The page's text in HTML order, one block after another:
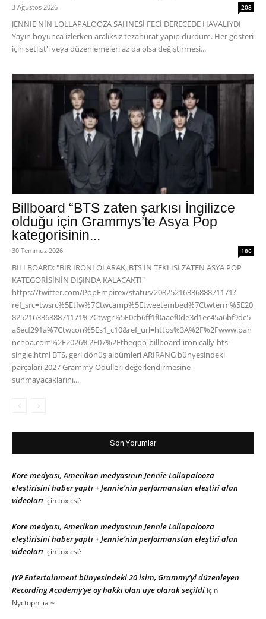
3 Ağustos 2026 208
JENNIE'NİN LOLLAPALOOZA SAHNESİ FECİ DERECEDE HAVALIYDI
Yayın boyunca izlerken aralıksız tezahürat yapıp durdum. Her gösteri
için setlist'i veya düzenlemeleri az da olsa değiştirmesi...
Billboard “BTS zaten şarkısı İngilizce
olduğu için Grammys’te Asya Pop
kategorisinin...
30 Temmuz 2026 186
BILLBOARD: "BİR İRONİ OLARAK, BTS'İN TEKLİSİ ZATEN ASYA POP
KATEGORİSİNİN DIŞINDA KALACAKTI"
https://twitter.com/PopEmpirex/status/2082521633688871171?
ref_src=twsrc%5Etfw%7Ctwcamp%5Etweetembed%7Ctwterm%5E20
82521633688871171%7Ctwgr%5E0cb6ff1f0aaef0de3d1ec45a6bf9dc5
a6ecf291a%7Ctwcon%5Es1_c10&ref_url=https%3A%2F%2Fwww.pan
nchoa.com%2F2026%2F07%2Ftheqoo-billboard-ironically-bts-
single.html BTS, geri dönüş albümleri ARIRANG bünyesindeki
parçaları 2027 Grammy Ödülleri değerlendirmesine
sunmayacaklarını...
Son Yorumlar
Kore medyası, Amerikan medyasının Jennie Lollapalooza
eleştirisini haber yaptı + Jennie’nin performanstan eleştiri alan
videoları içintoxicsé
Kore medyası, Amerikan medyasının Jennie Lollapalooza
eleştirisini haber yaptı + Jennie’nin performanstan eleştiri alan
videoları içintoxicsé
JYP Entertainment bünyesindeki 20 isim, Grammy’yi düzenleyen
Recording Academy’ye oy hakkı olan üye olarak seçildi için
Nyctophilia ~